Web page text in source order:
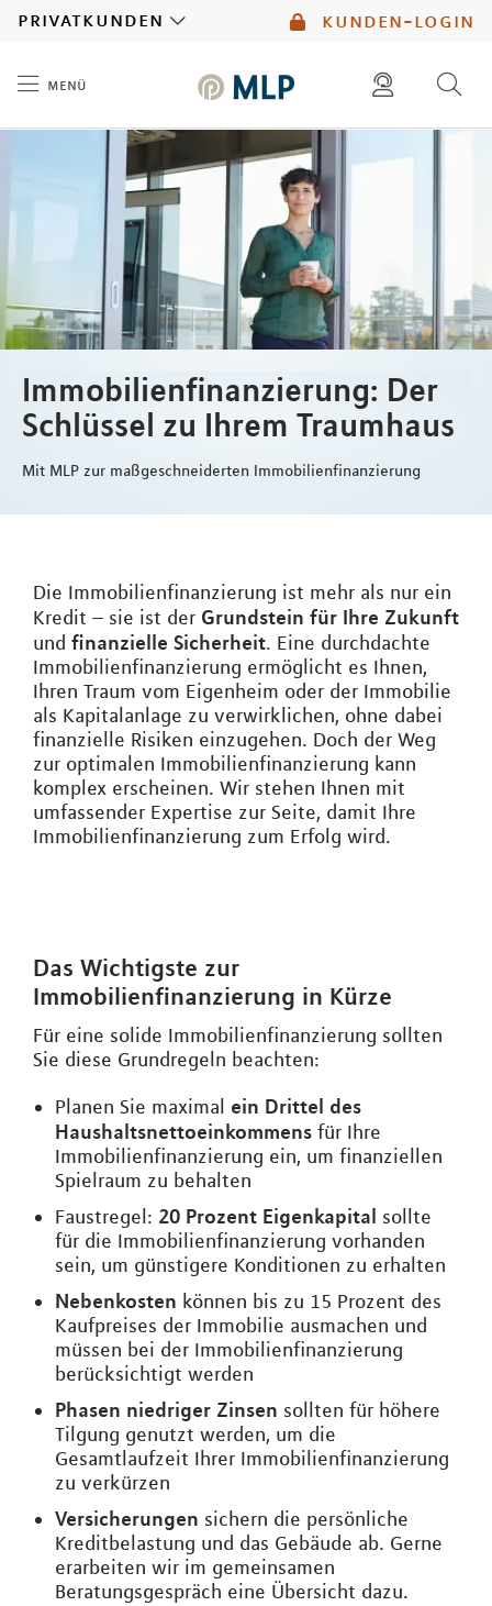
kunden-login
privatkunden
menü
diese website durchsuchen
mlp berater finden
Immobilienfinanzierung: Der
Schlüssel zu Ihrem Traumhaus
Mit MLP zur maßgeschneiderten Immobilienfinanzierung
Die Immobilienfinanzierung ist mehr als nur ein
Kredit – sie ist der Grundstein für Ihre Zukunft
und finanzielle Sicherheit. Eine durchdachte
Immobilienfinanzierung ermöglicht es Ihnen,
Ihren Traum vom Eigenheim oder der Immobilie
als Kapitalanlage zu verwirklichen, ohne dabei
finanzielle Risiken einzugehen. Doch der Weg
zur optimalen Immobilienfinanzierung kann
komplex erscheinen. Wir stehen Ihnen mit
umfassender Expertise zur Seite, damit Ihre
Immobilienfinanzierung zum Erfolg wird.
Das Wichtigste zur
Immobilienfinanzierung in Kürze
Für eine solide Immobilienfinanzierung sollten
Sie diese Grundregeln beachten:
Planen Sie maximal ein Drittel des
Haushaltsnettoeinkommens für Ihre
Immobilienfinanzierung ein, um finanziellen
Spielraum zu behalten
Faustregel: 20 Prozent Eigenkapital sollte
für die Immobilienfinanzierung vorhanden
sein, um günstigere Konditionen zu erhalten
Nebenkosten können bis zu 15 Prozent des
Kaufpreises der Immobilie ausmachen und
müssen bei der Immobilienfinanzierung
berücksichtigt werden
Phasen niedriger Zinsen sollten für höhere
Tilgung genutzt werden, um die
Gesamtlaufzeit Ihrer Immobilienfinanzierung
zu verkürzen
Versicherungen sichern die persönliche
Kreditbelastung und das Gebäude ab. Gerne
erarbeiten wir im gemeinsamen
Beratungsgespräch eine Übersicht dazu.